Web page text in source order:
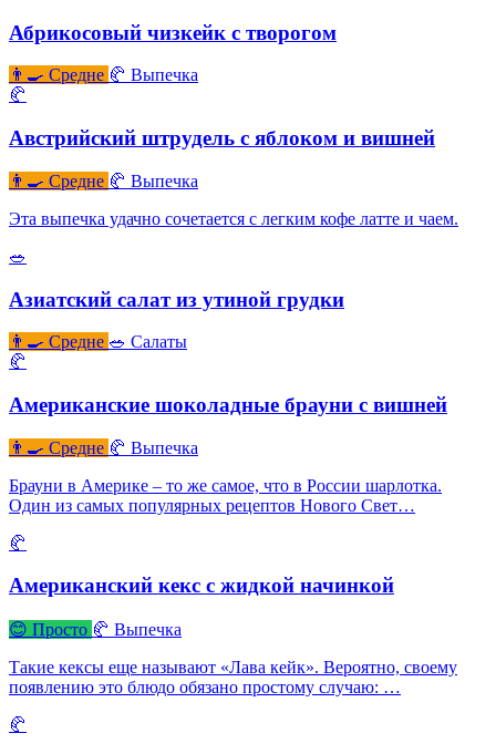
Абрикосовый чизкейк с творогом
👨‍🍳 Средне 🥐 Выпечка
🥐
Австрийский штрудель с яблоком и вишней
👨‍🍳 Средне 🥐 Выпечка
Эта выпечка удачно сочетается с легким кофе латте и чаем.
🥗
Азиатский салат из утиной грудки
👨‍🍳 Средне 🥗 Салаты
🥐
Американские шоколадные брауни с вишней
👨‍🍳 Средне 🥐 Выпечка
Брауни в Америке – то же самое, что в России шарлотка.
Один из самых популярных рецептов Нового Свет…
🥐
Американский кекс с жидкой начинкой
😊 Просто 🥐 Выпечка
Такие кексы еще называют «Лава кейк». Вероятно, своему
появлению это блюдо обязано простому случаю: …
🥐